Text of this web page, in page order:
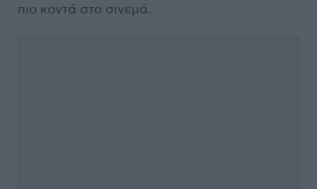
πιο κοντά στο σινεμά.